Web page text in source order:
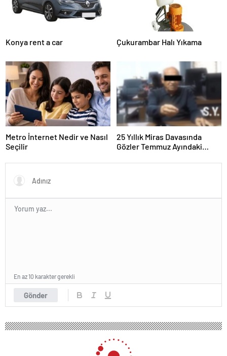
Konya rent a car Çukurambar Halı Yıkama
Metro İnternet Nedir ve Nasıl
Seçilir
25 Yıllık Miras Davasında
Gözler Temmuz Ayındaki
Gönder
En az 10 karakter gerekli